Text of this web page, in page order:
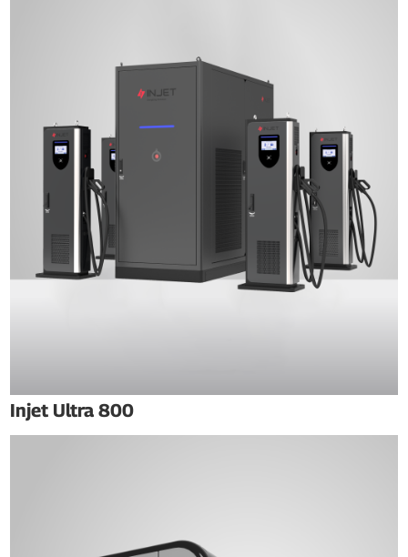
Injet Ultra 800